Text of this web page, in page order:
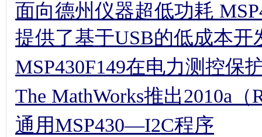
面向德州仪器超低功耗
提供了基于USB的低成本开
MSP430F149在电力测控保
The MathWorks推出2010a
通用MSP430—I2C程序